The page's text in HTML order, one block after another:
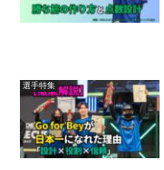
選手特集